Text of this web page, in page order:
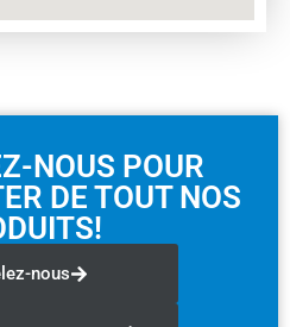
NOUS POUR
DE TOUT NOS
nous